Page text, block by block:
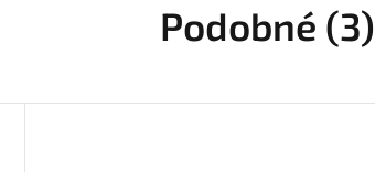
Podobné (3)